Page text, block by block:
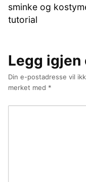
sminke og
tutorial
Legg igjen
Din e-postadresse vil
merket med *